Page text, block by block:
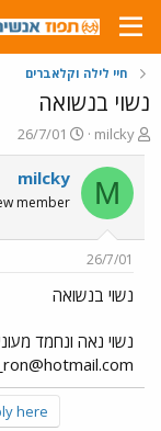
חיי לילה וקלאברים
נשוי בנשואה
פ
ו
ת
ח
ה
ש
א
milcky
פ
ו
ר
ס
ם
ר
26/7/01
M
milcky
member
26/7/01
נשוי בנשואה
נשוי נאה ונחמד
here.